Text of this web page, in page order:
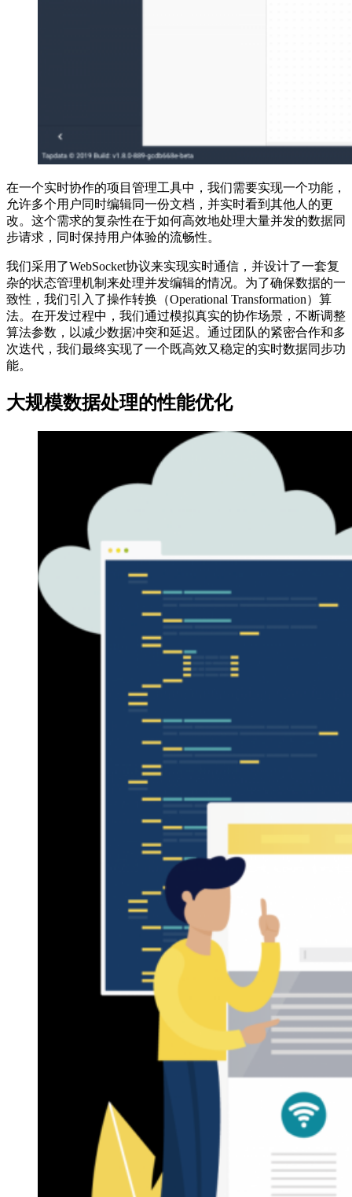
在一个实时协作的项目管理工具中，我们需要实现一个功能，
允许多个用户同时编辑同一份文档，并实时看到其他人的更
改。这个需求的复杂性在于如何高效地处理大量并发的数据同
步请求，同时保持用户体验的流畅性。
我们采用了WebSocket协议来实现实时通信，并设计了一套复
杂的状态管理机制来处理并发编辑的情况。为了确保数据的一
致性，我们引入了操作转换（Operational Transformation）算
法。在开发过程中，我们通过模拟真实的协作场景，不断调整
算法参数，以减少数据冲突和延迟。通过团队的紧密合作和多
次迭代，我们最终实现了一个既高效又稳定的实时数据同步功
能。
大规模数据处理的性能优化